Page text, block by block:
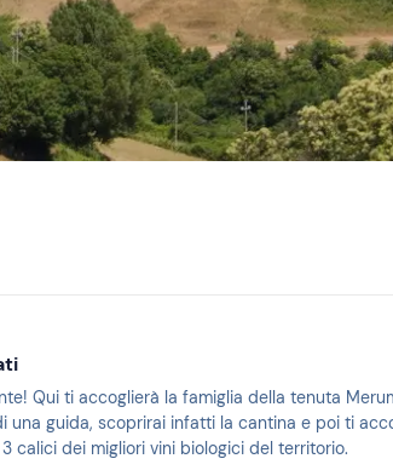
Qui ti accoglierà la famiglia della tenuta
una guida, scoprirai infatti la cantina e poi ti
calici dei migliori vini biologici del territorio.